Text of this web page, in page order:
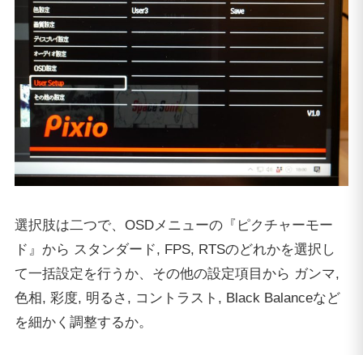
選択肢は二つで、OSDメニューの『ピクチャーモー
ド』から スタンダード, FPS, RTSのどれかを選択し
て一括設定を行うか、その他の設定項目から ガンマ,
色相, 彩度, 明るさ, コントラスト, Black Balanceなど
を細かく調整するか。